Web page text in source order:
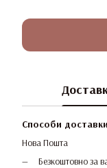
Способи доставки
Нова Пошта
Безкоштовно за